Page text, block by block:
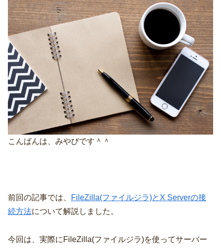
こんばんは、みやびです＾＾
前回の記事では、
FileZilla(ファイルジラ)とX Serverの接
続方法について解説しました。
今回は、実際にFileZilla(ファイルジラ)を使ってサーバー